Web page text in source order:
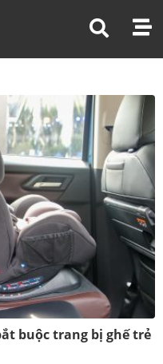
buộc trang bị ghế trẻ